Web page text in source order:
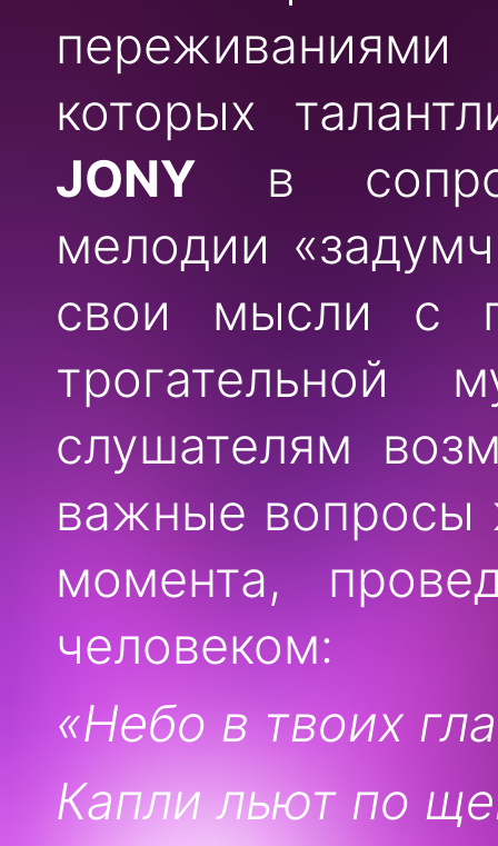
которых
JONY в
мелодии
свои мысли с
трогательной
слушателям
важные вопросы
момента,
человеком:
«Небо в твоих
Капли льют по